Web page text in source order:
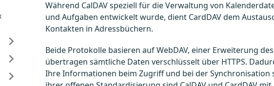
Während CalDAV speziell für die Verwaltung von
und Aufgaben entwickelt wurde, dient CardDAV dem
Kontakten in Adressbüchern.
Beide Protokolle basieren auf WebDAV, einer Erweiterung
übertragen sämtliche Daten verschlüsselt über HTTPS.
Ihre Informationen beim Zugriff und bei der Synchronisation